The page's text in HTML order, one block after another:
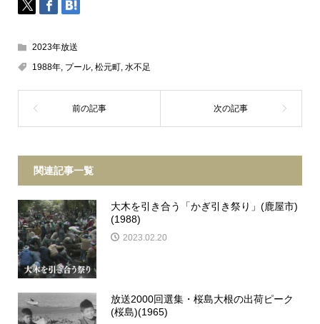
2023年放送
1988年, プール, 松元町, 水不足
関連記事一覧
大木を引き合う「かぎ引き祭り」(鹿屋市)
(1988)
2023.02.20
放送2000回選集・桜島大根の出荷ピーク
(桜島)(1965)